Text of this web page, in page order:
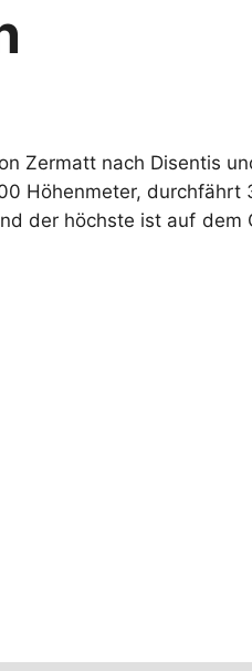
Zermatt nach Disentis
Höhenmeter,
der höchste ist auf dem